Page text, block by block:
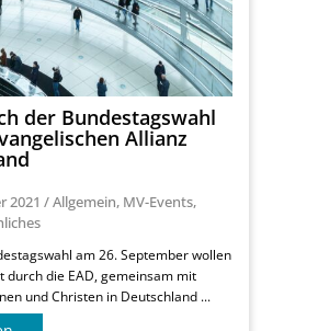
der Bundestagswahl
Allianz
2021 /Allgemein, MV-Events,
am 26. September wollen
durch die EAD, gemeinsam mit
und Christen in Deutschland ...